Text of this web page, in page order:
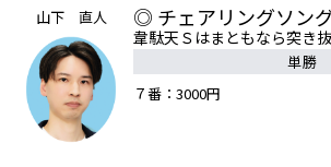
山下 直人 ◎ チェアリングソン
韋駄天Ｓはまともなら突き抜
単勝
７番：3000円